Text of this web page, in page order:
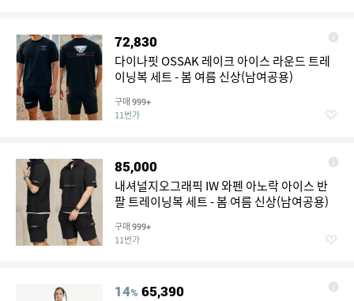
72,830
다이나핏 OSSAK 레이크 아이스 라운드 트레
이닝복 세트 - 봄 여름 신상(남여공용)
구매 999+
11번가
85,000
내셔널지오그래픽 IW 와펜 아노락 아이스 반
팔 트레이닝복 세트 - 봄 여름 신상(남여공용)
구매 999+
11번가
14% 65,390